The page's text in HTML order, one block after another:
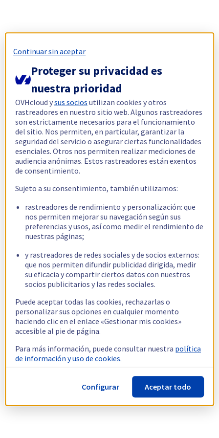
Continuar sin aceptar
Proteger su privacidad es
nuestra prioridad
OVHcloud ysus socios utilizan cookies y otros
rastreadores en nuestro sitio web. Algunos rastreadores
son estrictamente necesarios para el funcionamiento
del sitio. Nos permiten, en particular, garantizar la
seguridad del servicio o asegurar ciertas funcionalidades
esenciales. Otros nos permiten realizar mediciones de
audiencia anónimas. Estos rastreadores están exentos
de consentimiento.
Sujeto a su consentimiento, también utilizamos:
rastreadores de rendimiento y personalización: que
nos permiten mejorar su navegación según sus
preferencias y usos, así como medir el rendimiento de
nuestras páginas;
y rastreadores de redes sociales y de socios externos:
que nos permiten difundir publicidad dirigida, medir
su eficacia y compartir ciertos datos con nuestros
socios publicitarios y las redes sociales.
Puede aceptar todas las cookies, rechazarlas o
personalizar sus opciones en cualquier momento
haciendo clic en el enlace «Gestionar mis cookies»
accesible al pie de página.
Para más información, puede consultar nuestra política
de información y uso de cookies.
Configurar Aceptar todo